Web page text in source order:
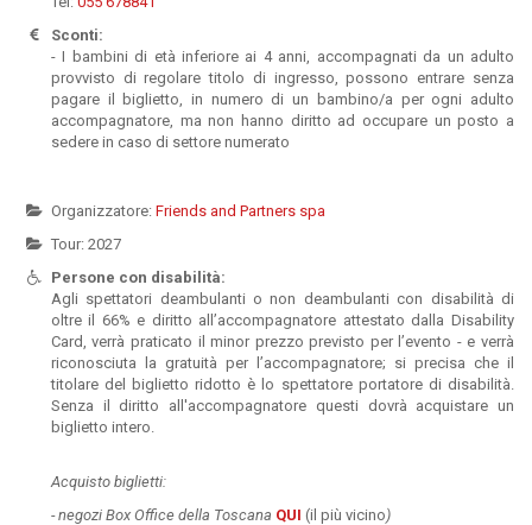
Sconti:
- I bambini di età inferiore ai 4 anni, accompagnati da un adulto
provvisto di regolare titolo di ingresso, possono entrare senza
pagare il biglietto, in numero di un bambino/a per ogni adulto
accompagnatore, ma non hanno diritto ad occupare un posto a
sedere in caso di settore numerato
Organizzatore: Friends and Partners spa
Tour: 2027
Persone con disabilità:
Agli spettatori deambulanti o non deambulanti con disabilità di
oltre il 66% e diritto all’accompagnatore attestato dalla Disability
Card, verrà praticato il minor prezzo previsto per l’evento - e verrà
riconosciuta la gratuità per l’accompagnatore; si precisa che il
titolare del biglietto ridotto è lo spettatore portatore di disabilità.
Senza il diritto all'accompagnatore questi dovrà acquistare un
biglietto intero.
Acquisto biglietti:
-negozi Box Office della Toscana QUI (il più vicino)